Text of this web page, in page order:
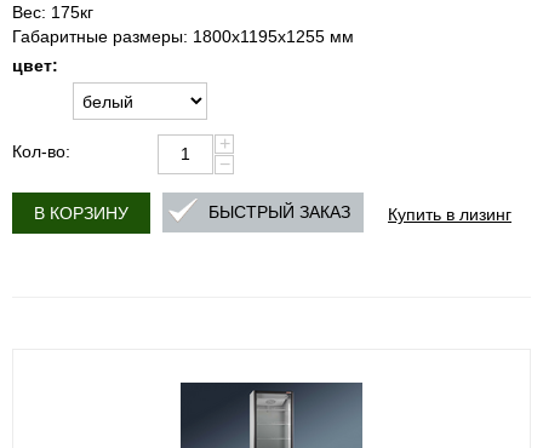
Вес: 175кг
Габаритные размеры: 1800х1195х1255 мм
цвет:
Кол-во:
+
−
В КОРЗИНУ Купить в лизинг
БЫСТРЫЙ ЗАКАЗ